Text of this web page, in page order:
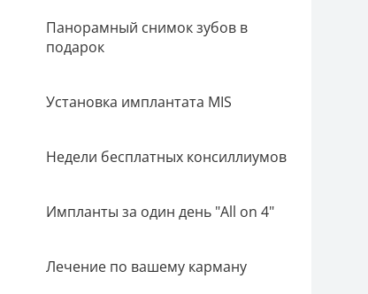
Панорамный снимок зубов в
подарок
Установка имплантата MIS
Недели бесплатных консиллиумов
Импланты за один день "All on 4"
Лечение по вашему карману